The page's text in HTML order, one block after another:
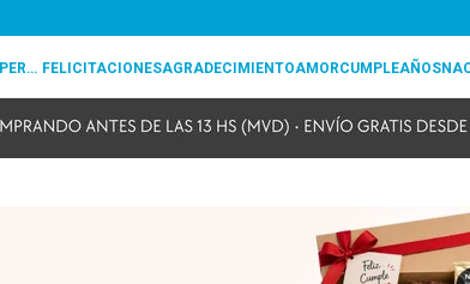
REGALOS EMPRESARIALES PERSONALIZADOS FELICITACIONESAGRADECIMIENTOAMORCUMPLEAÑOS